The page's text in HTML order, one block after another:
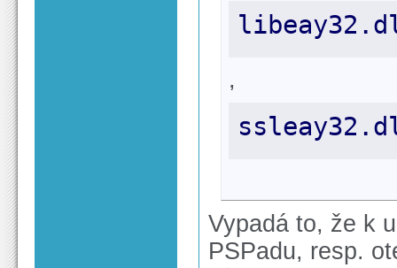
,
Vypadá to, že k
PSPadu, resp.